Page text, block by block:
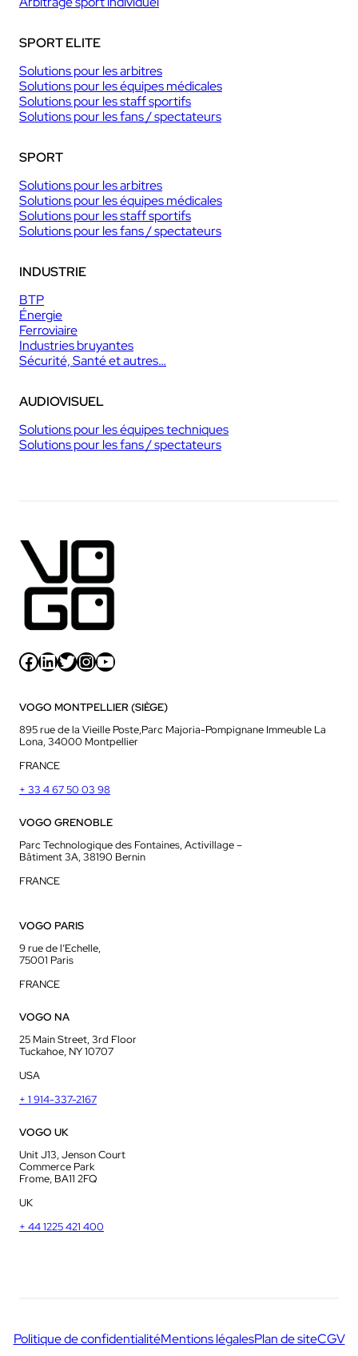
SPORT ELITE
Solutions pour les arbitres
Solutions pour les équipes médicales
Solutions pour les staff sportifs
Solutions pour les fans / spectateurs
SPORT
Solutions pour les arbitres
Solutions pour les équipes médicales
Solutions pour les staff sportifs
Solutions pour les fans / spectateurs
INDUSTRIE
BTP
Énergie
Ferroviaire
Industries bruyantes
Sécurité, Santé et autres…
AUDIOVISUEL
Solutions pour les équipes techniques
Solutions pour les fans / spectateurs
Facebook LinkedIn Twitter InstagramYouTube
VOGO MONTPELLIER (SIÈGE)
895 rue de la Vieille Poste,Parc Majoria-Pompignane Immeuble La
Lona, 34000 Montpellier
FRANCE
+ 33 4 67 50 03 98
VOGO GRENOBLE
Parc Technologique des Fontaines, Activillage –
Bâtiment 3A, 38190 Bernin
FRANCE
VOGO PARIS
9 rue de l’Echelle,
75001 Paris
FRANCE
VOGO NA
25 Main Street, 3rd Floor
Tuckahoe, NY 10707
USA
+ 1 914-337-2167
VOGO UK
Unit J13, Jenson Court
Commerce Park
Frome, BA11 2FQ
UK
+ 44 1225 421 400
Politique de confidentialitéMentions légalesPlan de siteCGV